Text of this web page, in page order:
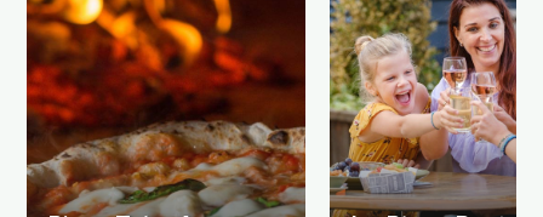
Vind attracties, restaurants en speelplekken
op de interactieve kaart.
Open plattegrond